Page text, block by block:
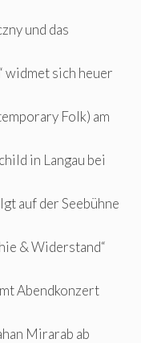
und das
widmet sich heuer
Folk) am
in Langau bei
auf der Seebühne
& Widerstand“
Abendkonzert
Mirarab ab